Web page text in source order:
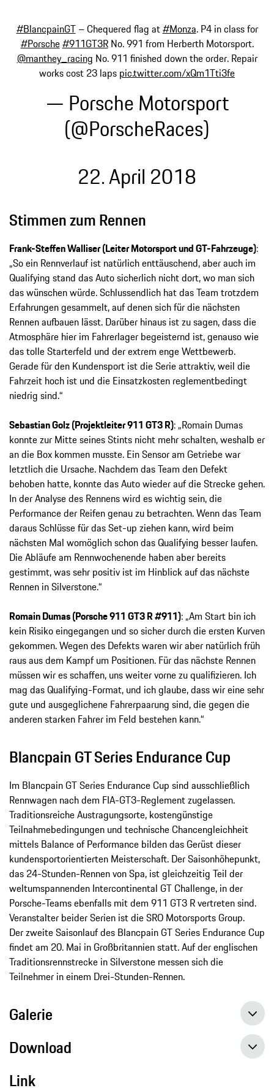
#BlancpainGT– Chequered flag at#Monza. P4 in class for
#Porsche#911GT3RNo. 991 from Herberth Motorsport.
@manthey_racing No. 911 finished down the order. Repair
works cost 23 laps pic.twitter.com/xQm1Tti3fe
— Porsche Motorsport
(@PorscheRaces)
22. April 2018
Stimmen zum Rennen
Frank-Steffen Walliser (Leiter Motorsport und GT-Fahrzeuge):
„So ein Rennverlauf ist natürlich enttäuschend, aber auch im
Qualifying stand das Auto sicherlich nicht dort, wo man sich
das wünschen würde. Schlussendlich hat das Team trotzdem
Erfahrungen gesammelt, auf denen sich für die nächsten
Rennen aufbauen lässt. Darüber hinaus ist zu sagen, dass die
Atmosphäre hier im Fahrerlager begeisternd ist, genauso wie
das tolle Starterfeld und der extrem enge Wettbewerb.
Gerade für den Kundensport ist die Serie attraktiv, weil die
Fahrzeit hoch ist und die Einsatzkosten reglementbedingt
niedrig sind.“
Sebastian Golz (Projektleiter 911 GT3 R): „Romain Dumas
konnte zur Mitte seines Stints nicht mehr schalten, weshalb er
an die Box kommen musste. Ein Sensor am Getriebe war
letztlich die Ursache. Nachdem das Team den Defekt
behoben hatte, konnte das Auto wieder auf die Strecke gehen.
In der Analyse des Rennens wird es wichtig sein, die
Performance der Reifen genau zu betrachten. Wenn das Team
daraus Schlüsse für das Set-up ziehen kann, wird beim
nächsten Mal womöglich schon das Qualifying besser laufen.
Die Abläufe am Rennwochenende haben aber bereits
gestimmt, was sehr positiv ist im Hinblick auf das nächste
Rennen in Silverstone.“
Romain Dumas (Porsche 911 GT3 R #911): „Am Start bin ich
kein Risiko eingegangen und so sicher durch die ersten Kurven
gekommen. Wegen des Defekts waren wir aber natürlich früh
raus aus dem Kampf um Positionen. Für das nächste Rennen
müssen wir es schaffen, uns weiter vorne zu qualifizieren. Ich
mag das Qualifying-Format, und ich glaube, dass wir eine sehr
gute und ausgeglichene Fahrerpaarung sind, die gegen die
anderen starken Fahrer im Feld bestehen kann.“
Blancpain GT Series Endurance Cup
Im Blancpain GT Series Endurance Cup sind ausschließlich
Rennwagen nach dem FIA-GT3-Reglement zugelassen.
Traditionsreiche Austragungsorte, kostengünstige
Teilnahmebedingungen und technische Chancengleichheit
mittels Balance of Performance bilden das Gerüst dieser
kundensportorientierten Meisterschaft. Der Saisonhöhepunkt,
das 24-Stunden-Rennen von Spa, ist gleichzeitig Teil der
weltumspannenden Intercontinental GT Challenge, in der
Porsche-Teams ebenfalls mit dem 911 GT3 R vertreten sind.
Veranstalter beider Serien ist die SRO Motorsports Group.
Der zweite Saisonlauf des Blancpain GT Series Endurance Cup
findet am 20. Mai in Großbritannien statt. Auf der englischen
Traditionsrennstrecke in Silverstone messen sich die
Teilnehmer in einem Drei-Stunden-Rennen.
Galerie
Download
Link